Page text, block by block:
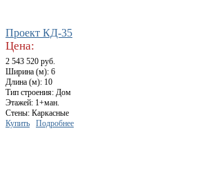
Проект КД-35
Цена:
2 543 520 руб.
Ширина (м): 6
Длина (м): 10
Тип строения: Дом
Этажей: 1+ман.
Стены: Каркасные
Купить
Подробнее